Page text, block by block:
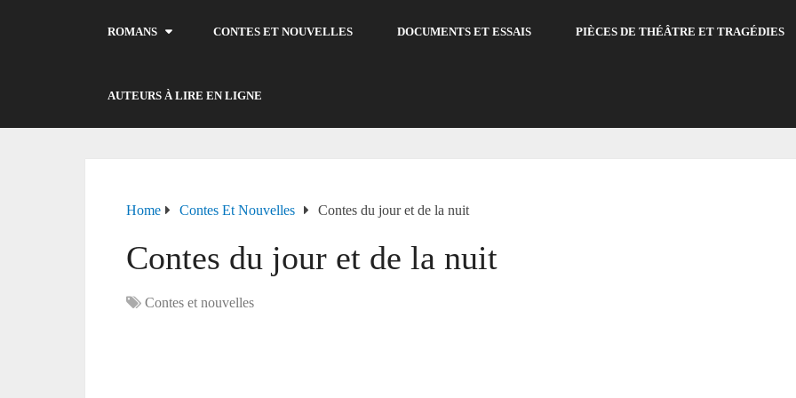
ROMANS CONTES ET NOUVELLES DOCUMENTS ET ESSAIS PIÈCES DE THÉÂTRE ET TRAGÉDIES
AUTEURS À LIRE EN LIGNE
Home Contes Et Nouvelles Contes du jour et de la nuit
Contes du jour et de la nuit
Contes et nouvelles